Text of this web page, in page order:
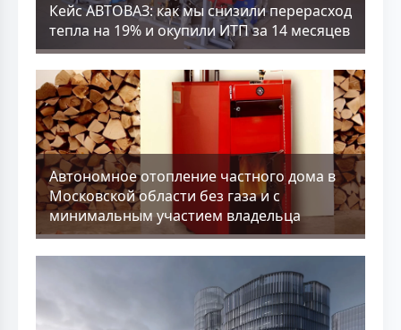
Кейс АВТОВАЗ: как мы снизили перерасход
тепла на 19% и окупили ИТП за 14 месяцев
Aвтономное отопление частного дома в
Московской области без газа и с
минимальным участием владельца